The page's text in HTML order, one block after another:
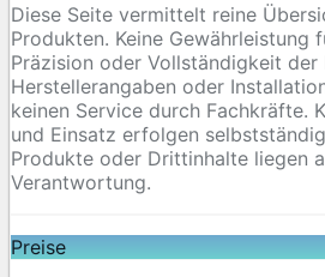
Diese Seite vermittelt reine
Produkten. Keine Gewährleistung
Präzision oder Vollständigkeit der
Herstellerangaben oder
keinen Service durch Fachkräfte.
und Einsatz erfolgen
Produkte oder Drittinhalte liegen
Verantwortung.
Preise